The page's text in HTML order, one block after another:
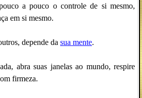
a pouco o controle de si mesmo,
em si mesmo.
depende da sua mente.
abra suas janelas ao mundo, respire
firmeza.